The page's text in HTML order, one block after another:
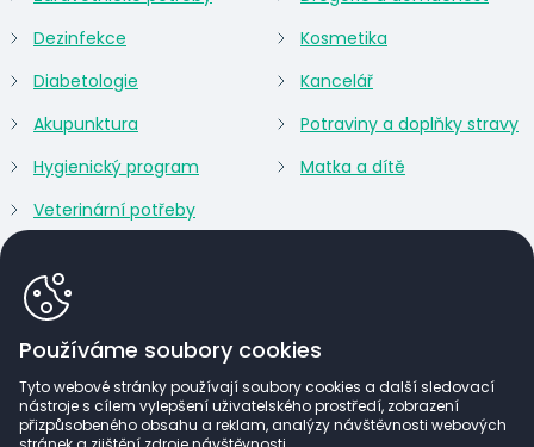
Používáme soubory cookies
Tyto webové stránky používají soubory cookies a další sledovací
nástroje s cílem vylepšení uživatelského prostředí, zobrazení
přizpůsobeného obsahu a reklam, analýzy návštěvnosti webových
Dezinfekce
Diabetologie
Akupunktura
Hygienický program
Veterinární potřeby
Kosmetika
Kancelář
Potraviny a doplňky stravy
Matka a dítě